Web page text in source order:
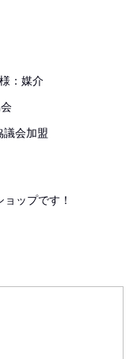
：媒介
議会加盟
ップです！